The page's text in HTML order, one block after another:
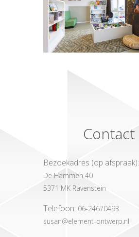
Contact
Bezoekadres (op afspraak):
De Hammen 40
5371 MK Ravenstein
Telefoon: 06-24670493
susan@element-ontwerp.nl